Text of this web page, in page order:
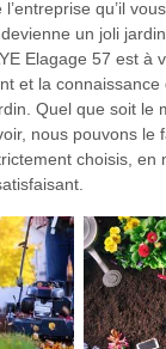
qu’il
un joli
Elagage 57 est à
et la connaissance
Quel que soit le
nous pouvons le
choisis, en